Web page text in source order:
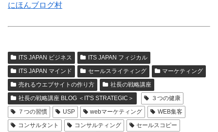
にほんブログ村
ITS JAPAN ビジネス
ITS JAPAN フィジカル
ITS JAPAN マインド
セールスライティング
マーケティング
売れるウエブサイトの作り方
社長の戦略講座
社長の戦略講座 BLOG ＜IT'S STRATEGIC＞
３つの健康
７つの習慣
USP webマーケティング
WEB集客
コンサルタント
コンサルティング
セールスコピー